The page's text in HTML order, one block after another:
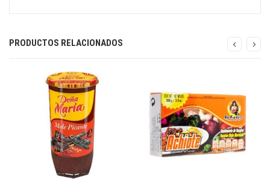
PRODUCTOS RELACIONADOS